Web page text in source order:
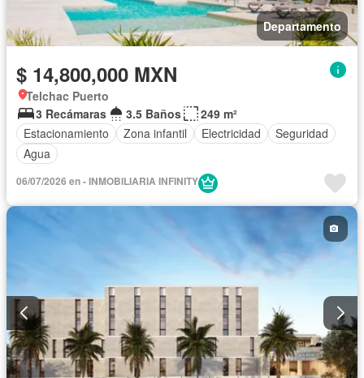
Departamento
$ 14,800,000 MXN
Telchac Puerto
3 Recámaras
3.5 Baños
249 m²
Estacionamiento
Zona infantil Electricidad
Seguridad
Agua
06/07/2026 en - INMOBILIARIA INFINITY